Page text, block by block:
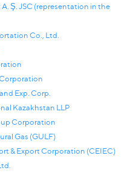
Ş. JSC (representation in the
Co., Ltd.
Exp. Corp.
Kazakhstan LLP
Corporation
Gas (GULF)
& Export Corporation (CEIEC)